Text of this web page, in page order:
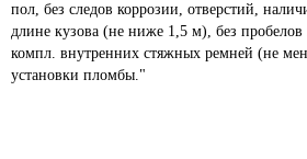
пол, без следов коррозии, отверстий,
длине кузова (не ниже 1,5 м), без пробелов
компл. внутренних стяжных ремней (не